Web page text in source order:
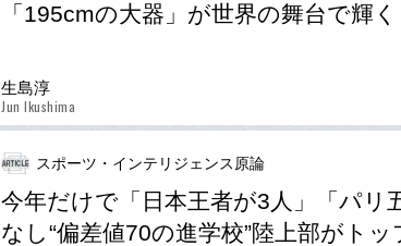
「195cmの大器」が世界の舞台で輝く
生島淳
Jun Ikushima
スポーツ・インテリジェンス原論
今年だけで「日本王者が3人」「パ
なし“偏差値70の進学校”陸上部がト